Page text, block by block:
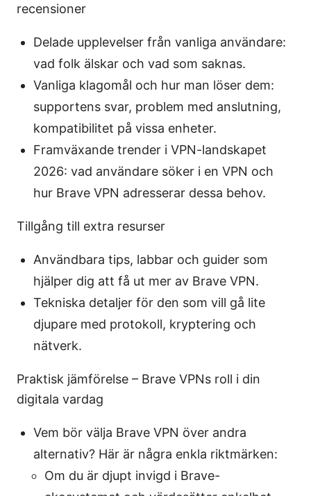
recensioner
Delade upplevelser från vanliga användare:
vad folk älskar och vad som saknas.
Vanliga klagomål och hur man löser dem:
supportens svar, problem med anslutning,
kompatibilitet på vissa enheter.
Framväxande trender i VPN-landskapet
2026: vad användare söker i en VPN och
hur Brave VPN adresserar dessa behov.
Tillgång till extra resurser
Användbara tips, labbar och guider som
hjälper dig att få ut mer av Brave VPN.
Tekniska detaljer för den som vill gå lite
djupare med protokoll, kryptering och
nätverk.
Praktisk jämförelse – Brave VPNs roll i din
digitala vardag
Vem bör välja Brave VPN över andra
alternativ? Här är några enkla riktmärken:
Om du är djupt invigd i Brave-